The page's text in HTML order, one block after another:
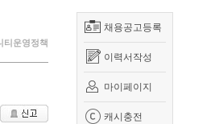
채용공고등록
이력서작성
마이페이지
캐시충전
티운영정책